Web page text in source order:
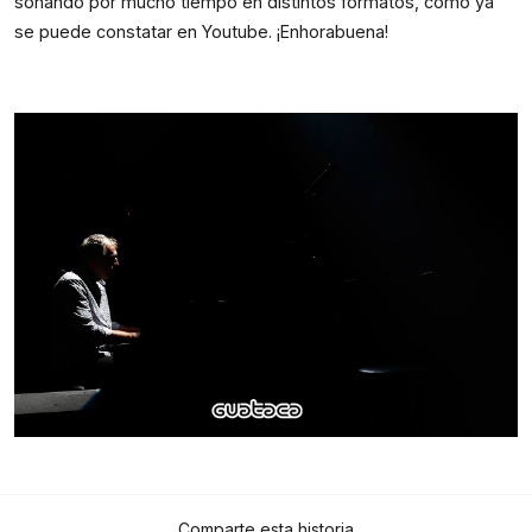
se puede constatar en Youtube. ¡Enhorabuena!